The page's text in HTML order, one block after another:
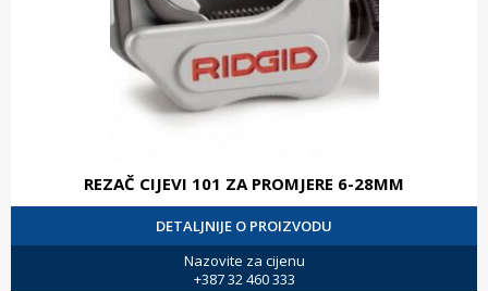
REZAČ CIJEVI 101 ZA PROMJERE 6-28MM
DETALJNIJE O PROIZVODU
Nazovite za cijenu
+387 32 460 333